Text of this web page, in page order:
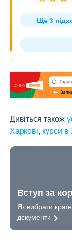
Ще 3
Дивіться також
Харкові, курси в
Вступ за
Як вибрати
документи